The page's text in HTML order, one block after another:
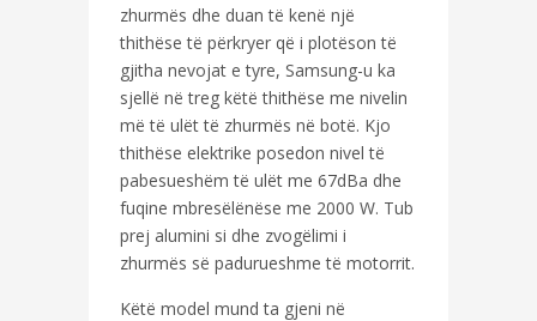
zhurmës dhe duan të kenë një
thithëse të përkryer që i plotëson të
gjitha nevojat e tyre, Samsung-u ka
sjellë në treg këtë thithëse me nivelin
më të ulët të zhurmës në botë. Kjo
thithëse elektrike posedon nivel të
pabesueshëm të ulët me 67dBa dhe
fuqine mbresëlënëse me 2000 W. Tub
prej alumini si dhe zvogëlimi i
zhurmës së padurueshme të motorrit.
Këtë model mund ta gjeni në